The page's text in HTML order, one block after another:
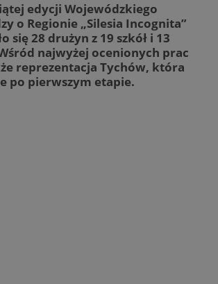
edycji Wojewódzkiego
o Regionie „Silesia Incognita”
się 28 drużyn z 19 szkół i 13
najwyżej ocenionych prac
reprezentacja Tychów, która
po pierwszym etapie.